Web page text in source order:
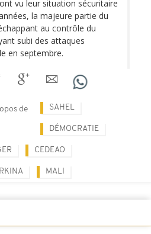
vu leur situation sécuritaire
la majeure partie du
au contrôle du
subi des attaques
en septembre.
de SAHEL
DÉMOCRATIE
CEDEAO
MALI